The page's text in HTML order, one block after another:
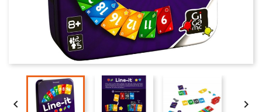
 